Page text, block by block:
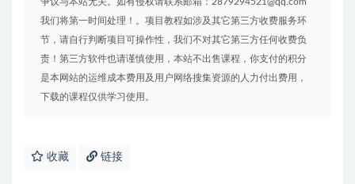
我们将第一时间处理！。项目教程如涉及其它第三方收费服务环
节，请自行判断项目可操作性，我们不对其它第三方任何收费负
责！第三方软件也请谨慎使用，本站不出售课程，你支付的积分
是本网站的运维成本费用及用户网络搜集资源的人力付出费用，
下载的课程仅供学习使用。
收藏 链接